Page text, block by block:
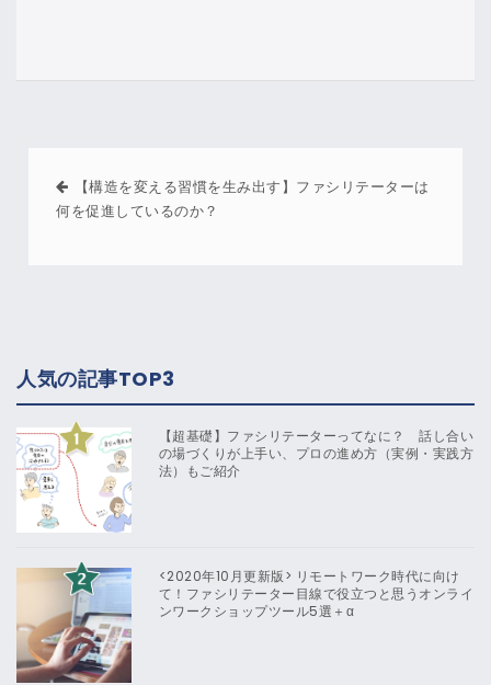
【構造を変える習慣を生み出す】ファシリテーターは
何を促進しているのか？
人気の記事TOP3
【超基礎】ファシリテーターってなに？ 話し合い
の場づくりが上手い、プロの進め方（実例・実践方
法）もご紹介
<2020年10月更新版> リモートワーク時代に向け
て！ファシリテーター目線で役立つと思うオンライ
ンワークショップツール5選＋α